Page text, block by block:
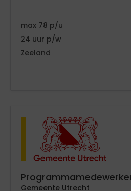
78
24
Zeeland
Gemeente Utrecht